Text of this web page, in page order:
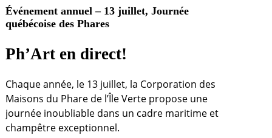
Événement annuel – 13 juillet, Journée
québécoise des Phares
Ph’Art en direct!
Chaque année, le 13 juillet, la Corporation des
Maisons du Phare de l’Île Verte propose une
journée inoubliable dans un cadre maritime et
champêtre exceptionnel.